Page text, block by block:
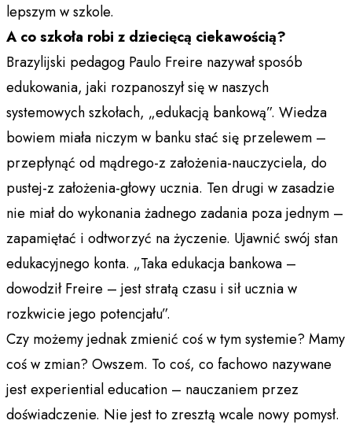
lepszym w szkole.
A co szkoła robi z dziecięcą ciekawością?
Brazylijski pedagog Paulo Freire nazywał sposób
edukowania, jaki rozpanoszył się w naszych
systemowych szkołach, „edukacją bankową”. Wiedza
bowiem miała niczym w banku stać się przelewem –
przepłynąć od mądrego-z założenia-nauczyciela, do
pustej-z założenia-głowy ucznia. Ten drugi w zasadzie
nie miał do wykonania żadnego zadania poza jednym –
zapamiętać i odtworzyć na życzenie. Ujawnić swój stan
edukacyjnego konta. „Taka edukacja bankowa –
dowodził Freire – jest stratą czasu i sił ucznia w
rozkwicie jego potencjału”.
Czy możemy jednak zmienić coś w tym systemie? Mamy
coś w zmian? Owszem. To coś, co fachowo nazywane
jest experiential education – nauczaniem przez
doświadczenie. Nie jest to zresztą wcale nowy pomysł.